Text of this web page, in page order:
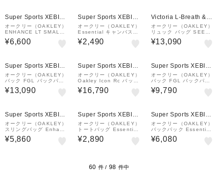
Super Sports XEBIO
&mall店
オークリー（OAKLEY）
ENHANCE LT SMALL
トートバッグ FOS9022
68-87E
¥6,600
Super Sports XEBIO
&mall店
オークリー（OAKLEY）
Essential キャンバスト
ートバッグ 7.0 FOS901
420-02E
¥2,490
Victoria L-Breath &m
all店
オークリー（OAKLEY）
リュック バッグ SEEKE
R TRAVERSE FOS901
475-02E ブラック 13L
¥13,090
Super Sports XEBIO
&mall店
オークリー（OAKLEY）
バック FGL バックパッ
ク L 9.0 黒 25L FOS9
01975-02E 学校 学生
¥13,090
Super Sports XEBIO
&mall店
オークリー（OAKLEY）
Oakley Icon Rc バック
パック FOS901479-7G
W
¥16,790
Super Sports XEBIO
&mall店
オークリー（OAKLEY）
バック FGL バックパッ
ク M 9.0 黒 20L FOS9
01976-02E 学校 学生
¥9,790
Super Sports XEBIO
&mall店
オークリー（OAKLEY）
スリングバッグ Enhanc
e Sling 9.0 グレー 9.7
L FOS901983-765 ボ
¥5,860
Super Sports XEBIO
&mall店
オークリー（OAKLEY）
トートバッグ Essential
Cooler Mini 9.0 FOS9
01987-022 耐水 保冷温
¥2,890
Super Sports XEBIO
&mall店
オークリー（OAKLEY）
バックパック Essential
Day Pack M 9.0 ペプ
ル/ミスト 28L FOS901
¥6,080
60 件 / 98 件中